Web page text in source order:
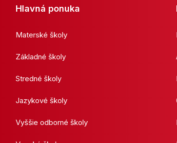
Hlavná ponuka
Materské školy
Základné školy
Stredné školy
Jazykové školy
Vyššie odborné školy